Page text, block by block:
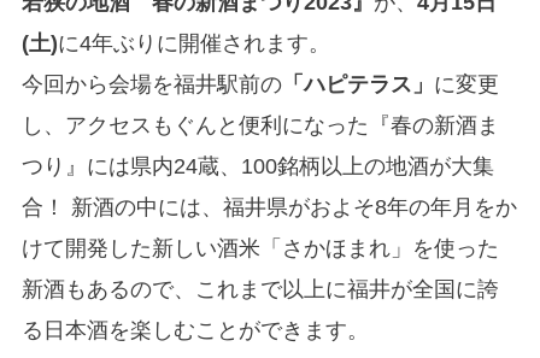
(土)に4年ぶりに開催されます。
今回から会場を福井駅前の「ハピテラス」 に変更
し、アクセスもぐんと便利になった『春の新酒ま
つり』には県内24蔵、100銘柄以上の地酒が大集
合！ 新酒の中には、福井県がおよそ8年の年月をか
けて開発した新しい酒米「さかほまれ」を使った
新酒もあるので、これまで以上に福井が全国に誇
る日本酒を楽しむことができます。